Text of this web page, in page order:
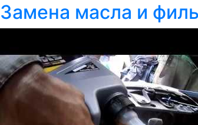
Замена масла и